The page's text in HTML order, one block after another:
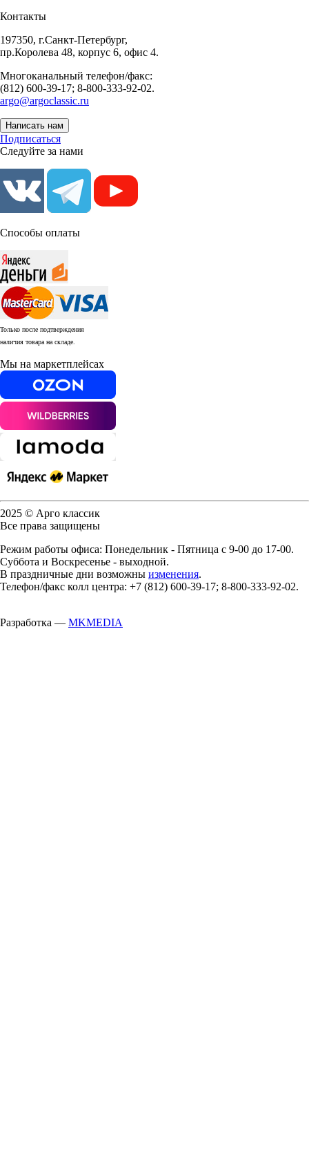
Контакты
197350, г.Санкт-Петербург,
пр.Королева 48, корпус 6, офис 4.
Многоканальный телефон/факс:
(812) 600-39-17; 8-800-333-92-02.
argo@argoclassic.ru
Написать нам
Подписаться
Следуйте за нами
Способы оплаты
Только после подтверждения
наличия товара на складе.
Мы на маркетплейсах
2025 © Арго классик
Все права защищены
Режим работы офиса: Понедельник - Пятница с 9-00 до 17-00.
Суббота и Воскресенье - выходной.
В праздничные дни возможны изменения.
Телефон/факс колл центра: +7 (812) 600-39-17; 8-800-333-92-02.
Разработка — MKMEDIA